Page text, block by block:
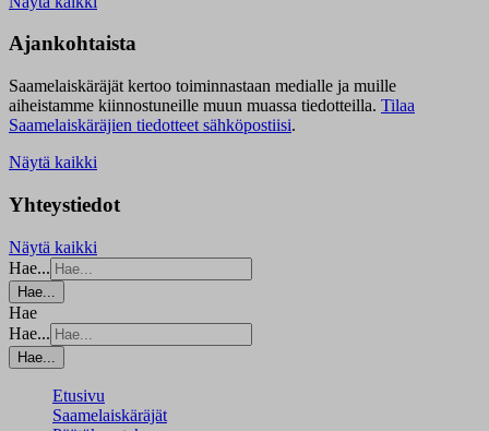
Ajankohtaista
Saamelaiskäräjät kertoo toiminnastaan medialle ja muille
aiheistamme kiinnostuneille muun muassa tiedotteilla. Tilaa
Saamelaiskäräjien tiedotteet sähköpostiisi.
Näytä kaikki
Yhteystiedot
Näytä kaikki
Hae...
Hae...
Hae
Hae...
Hae...
Etusivu
Saamelaiskäräjät